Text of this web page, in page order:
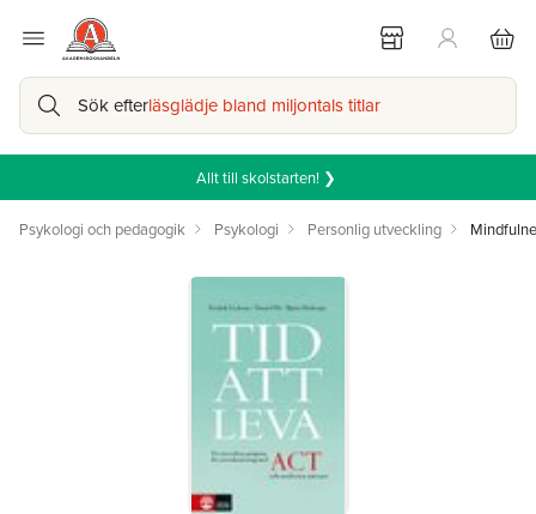
Sök efterläsglädje bland miljontals titlar
Allt till skolstarten! ❯
Psykologi och pedagogik Psykologi Personlig utveckling